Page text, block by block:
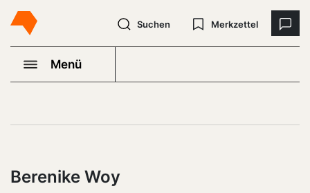
Suchen Merkzettel
Menü
Berenike Woy